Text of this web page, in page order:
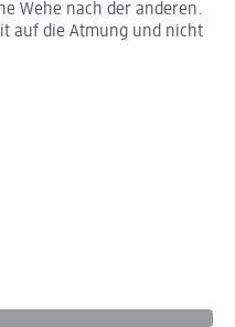
Wehe nach der anderen.
auf die Atmung und nicht